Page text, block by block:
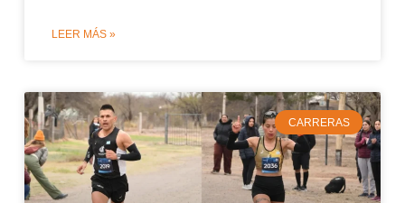
LEER MÁS »
CARRERAS